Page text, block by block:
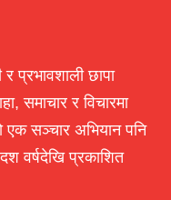
प्रभावशाली छापा
समाचार र विचारमा
एक सञ्चार अभियान पनि
वर्षदेखि प्रकाशित